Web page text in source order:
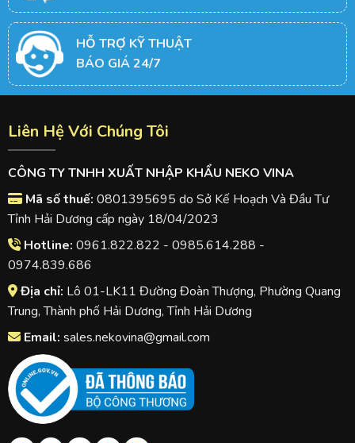
HỖ TRỢ KỸ THUẬT
BÁO GIÁ 24/7
Liên Hệ Với Chúng Tôi
CÔNG TY TNHH XUẤT NHẬP KHẨU NEKO VINA
Mã số thuế: 0801395695 do Sở Kế Hoạch Và Đầu Tư
Tỉnh Hải Dương cấp ngày 18/04/2023
Hotline: 0961.822.822 - 0985.614.288 -
0974.839.686
Địa chỉ: Lô 01-LK11 Đường Đoàn Thượng, Phường Quang
Trung, Thành phố Hải Dương, Tỉnh Hải Dương
Email: sales.nekovina@gmail.com